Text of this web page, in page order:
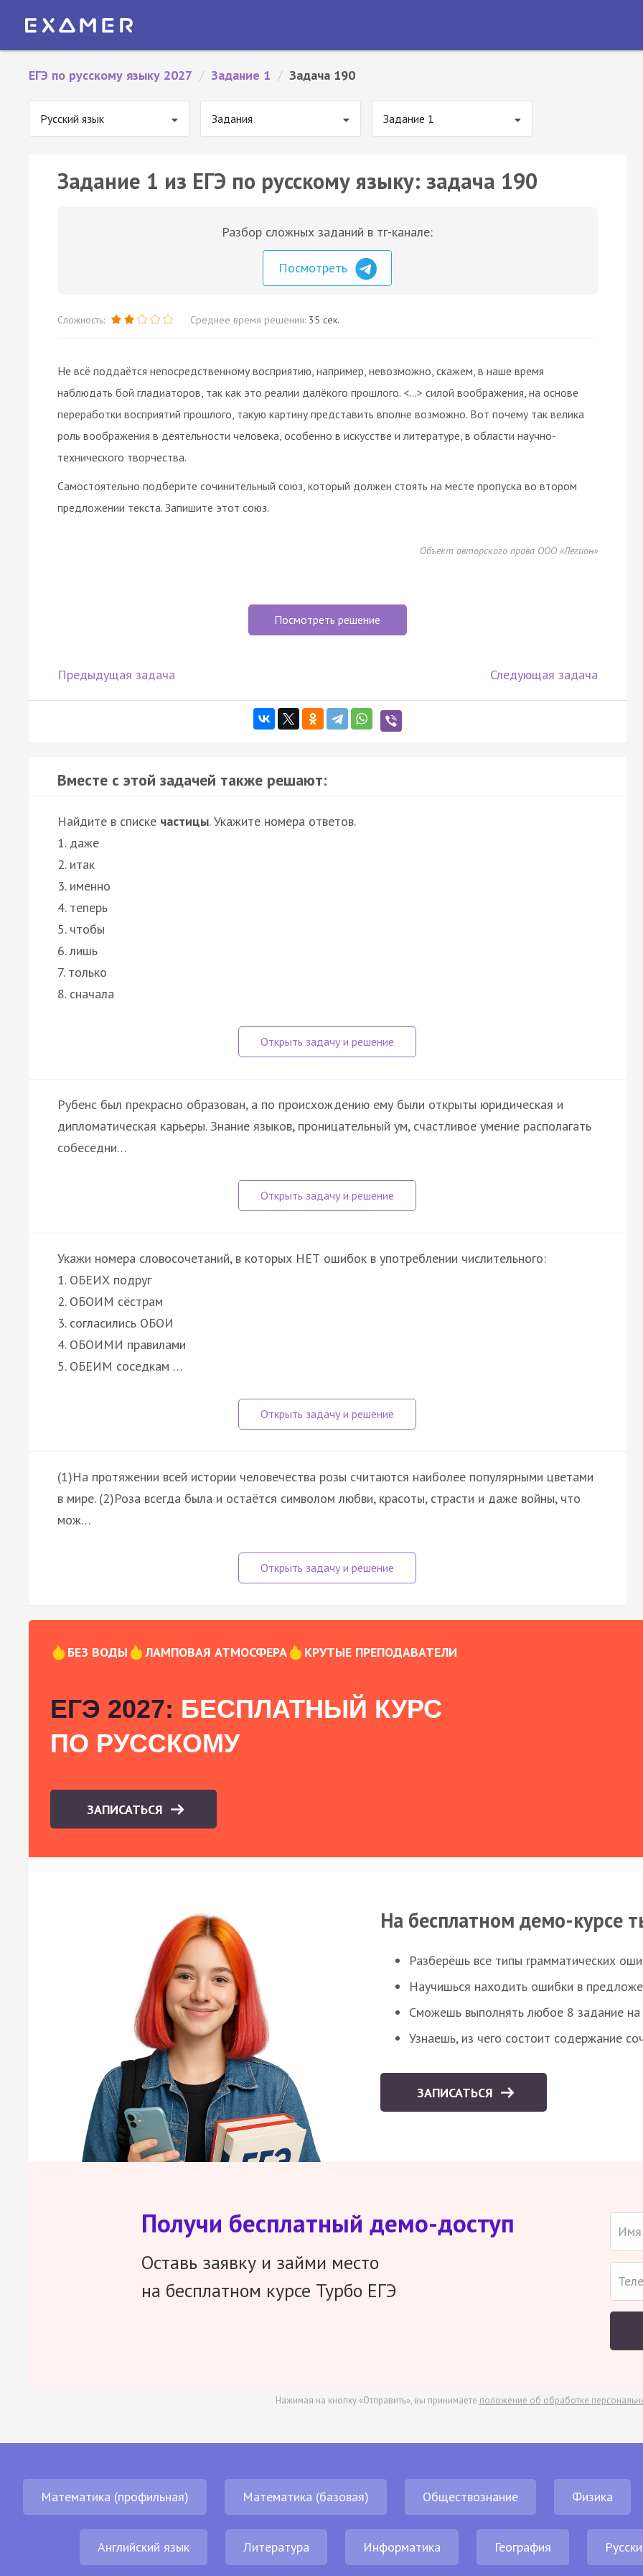
ЕГЭ по русскому языку 2027 / Задание 1 / Задача 190
Русский язык Задания Задание 1
Задание 1 из ЕГЭ по русскому языку: задача 190
Разбор сложных заданий в тг-канале:
Посмотреть
Сложность: Среднее время решения: 35 сек.
Не всё поддаётся непосредственному восприятию, например, невозможно, скажем, в наше время
наблюдать бой гладиаторов, так как это реалии далёкого прошлого. <…> силой воображения, на основе
переработки восприятий прошлого, такую картину представить вполне возможно. Вот почему так велика
роль воображения в деятельности человека, особенно в искусстве и литературе, в области научно-
технического творчества.
Самостоятельно подберите сочинительный союз, который должен стоять на месте пропуска во втором
предложении текста. Запишите этот союз.
Объект авторского права ООО «Легион»
Посмотреть решение
Предыдущая задача Следующая задача
Вместе с этой задачей также решают:
Найдите в списке частицы. Укажите номера ответов.
1. даже
2. итак
3. именно
4. теперь
5. чтобы
6. лишь
7. только
8. сначала
Рубенс был прекрасно образован, а по происхождению ему были открыты юридическая и
дипломатическая карьеры. Знание языков, проницательный ум, счастливое умение располагать
собеседни…
Укажи номера словосочетаний, в которых НЕТ ошибок в употреблении числительного:
1. ОБЕИХ подруг
2. ОБОИМ сёстрам
3. согласились ОБОИ
4. ОБОИМИ правилами
5. ОБЕИМ соседкам …
(1)На протяжении всей истории человечества розы считаются наиболее популярными цветами
в мире. (2)Роза всегда была и остаётся символом любви, красоты, страсти и даже войны, что
мож…
БЕЗ ВОДЫ ЛАМПОВАЯ АТМОСФЕРА КРУТЫЕ ПРЕПОДАВАТЕЛИ
ЕГЭ 2027: БЕСПЛАТНЫЙ КУРС
ПО РУССКОМУ
ЗАПИСАТЬСЯ
На бесплатном демо-курсе
Разберёшь все типы грамматических
Научишься находить ошибки в
Сможешь выполнять любое 8 задание
Узнаешь, из чего состоит содержание
ЗАПИСАТЬСЯ
Получи бесплатный демо-доступ
Оставь заявку и займи место
на бесплатном курсе Турбо ЕГЭ
Нажимая на кнопку «Отправить», вы принимаете положение об обработке
Математика (профильная) Математика (базовая) Обществознание Физика
Английский язык Литература Информатика География